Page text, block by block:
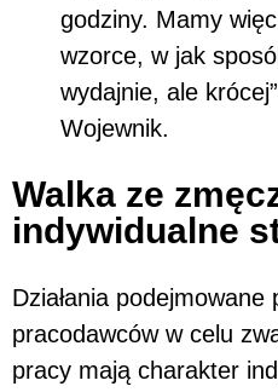
godziny. Mamy
wzorce, w jak
wydajnie, ale
Wojewnik.
Walka ze
indywidualne
Działania
pracodawców w celu
pracy mają charakter